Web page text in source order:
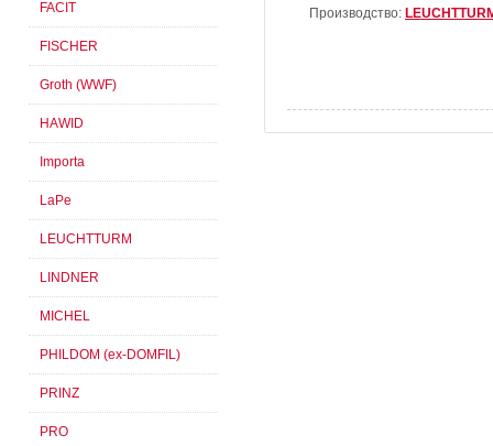
Производство:
FACIT
FISCHER
Groth (WWF)
HAWID
Importa
LaPe
LEUCHTTURM
LINDNER
MICHEL
PHILDOM (ex-DOMFIL)
PRINZ
PRO